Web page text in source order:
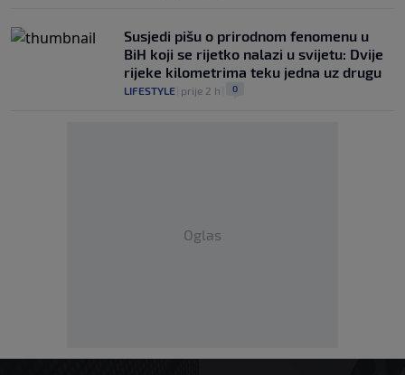
Susjedi pišu o prirodnom fenomenu u
BiH koji se rijetko nalazi u svijetu: Dvije
rijeke kilometrima teku jedna uz drugu
LIFESTYLE prije 2 h 0
Oglas